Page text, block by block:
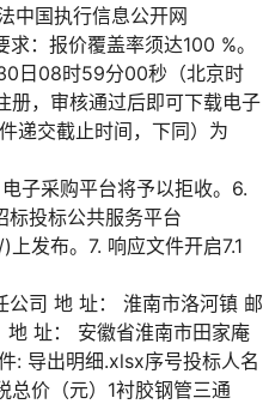
中国执行信息公开网
：报价覆盖率须达100 %。
日08时59分00秒（北京时
，审核通过后即可下载电子
递交截止时间，下同）为
子采购平台将予以拒收。6.
投标公共服务平台
发布。7. 响应文件开启7.1
司 地 址： 淮南市洛河镇 邮
址： 安徽省淮南市田家庵
: 导出明细.xlsx序号投标人名
总价（元）1衬胶钢管三通